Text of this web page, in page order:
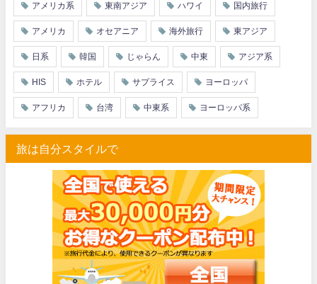
アメリカ系 東南アジア ハワイ 国内旅行
アメリカ オセアニア 海外旅行 東アジア
日系 韓国 じゃらん 中東 アジア系
HIS ホテル サプライス ヨーロッパ
アフリカ 台湾 中東系 ヨーロッパ系
旅は自分スタイルで